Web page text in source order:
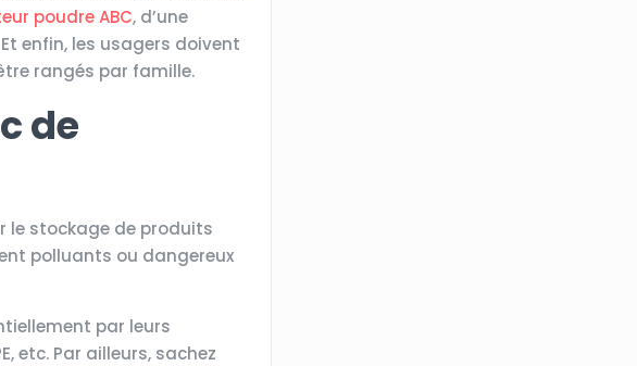
poudre ABC, d’une
enfin, les usagers doivent
rangés par famille.
de
le stockage de produits
polluants ou dangereux
par leurs
etc. Par ailleurs, sachez